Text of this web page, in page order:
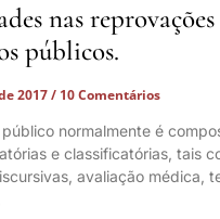
nas
públicos.
2017
10 Comentários
normalmente é
e classificatórias, tais
avaliação médica,